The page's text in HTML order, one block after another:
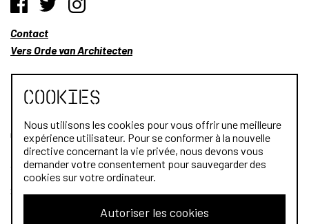
Contact
Vers Orde van Architecten
Qui sommes-nous?
Architectes
Stagiaires
Cookies
Nous utilisons les cookies pour vous offrir une meilleure
expérience utilisateur. Pour se conformer à la nouvelle
directive concernant la vie privée, nous devons vous
demander votre consentement pour sauvegarder des
cookies sur votre ordinateur.
Autoriser les cookies